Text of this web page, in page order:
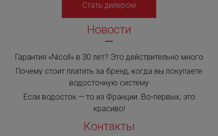
Стать дилером
Новости
Гарантия «Nicoll» в 30 лет? Это действительно много
Почему стоит платить за бренд, когда вы покупаете
водосточную систему
Если водосток — то из Франции. Во-первых, это
красиво!
Контакты